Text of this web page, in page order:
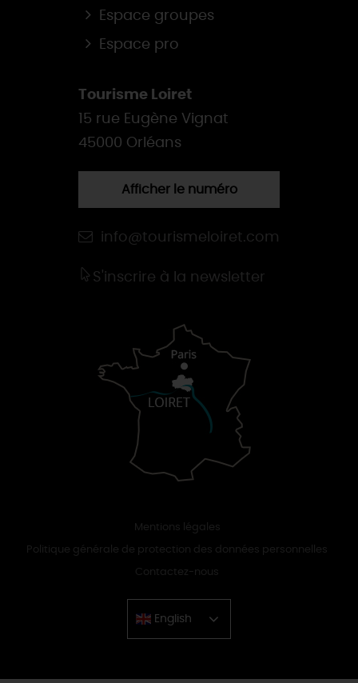
Espace groupes
Espace pro
Tourisme Loiret
15 rue Eugène Vignat
45000 Orléans
Afficher le numéro
info@tourismeloiret.com
S'inscrire à la newsletter
Mentions légales
Politique générale de protection des données personnelles
Contactez-nous
English
Chinese